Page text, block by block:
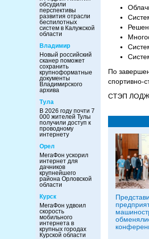
обсудили
перспективы
развития отрасли
беспилотных
систем в Калужской
области
Владимир
Новый российский
сканер поможет
сохранить
крупноформатные
документы
Владимирского
архива
Тула
В 2026 году почти 7
000 жителей Тулы
получили доступ к
проводному
интернету
Орел
МегаФон ускорил
интернет для
дачников
крупнейшего
района Орловской
области
Курск
МегаФон удвоил
скорость
мобильного
интернета в
крупных городах
Курской области
По
спортивно-
СТЭП